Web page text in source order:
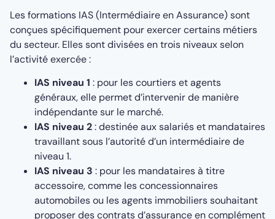
Les formations IAS (Intermédiaire en Assurance) sont
conçues spécifiquement pour exercer certains métiers
du secteur. Elles sont divisées en trois niveaux selon
l’activité exercée :
IAS niveau 1 : pour les courtiers et agents
généraux, elle permet d’intervenir de manière
indépendante sur le marché.
IAS niveau 2: destinée aux salariés et mandataires
travaillant sous l’autorité d’un intermédiaire de
niveau 1.
IAS niveau 3 : pour les mandataires à titre
accessoire, comme les concessionnaires
automobiles ou les agents immobiliers souhaitant
proposer des contrats d’assurance en complément